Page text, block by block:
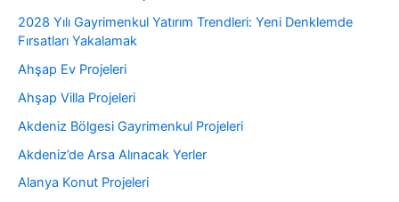
2028 Yılı Gayrimenkul Yatırım Trendleri: Yeni Denklemde
Fırsatları Yakalamak
Ahşap Ev Projeleri
Ahşap Villa Projeleri
Akdeniz Bölgesi Gayrimenkul Projeleri
Akdeniz’de Arsa Alınacak Yerler
Alanya Konut Projeleri